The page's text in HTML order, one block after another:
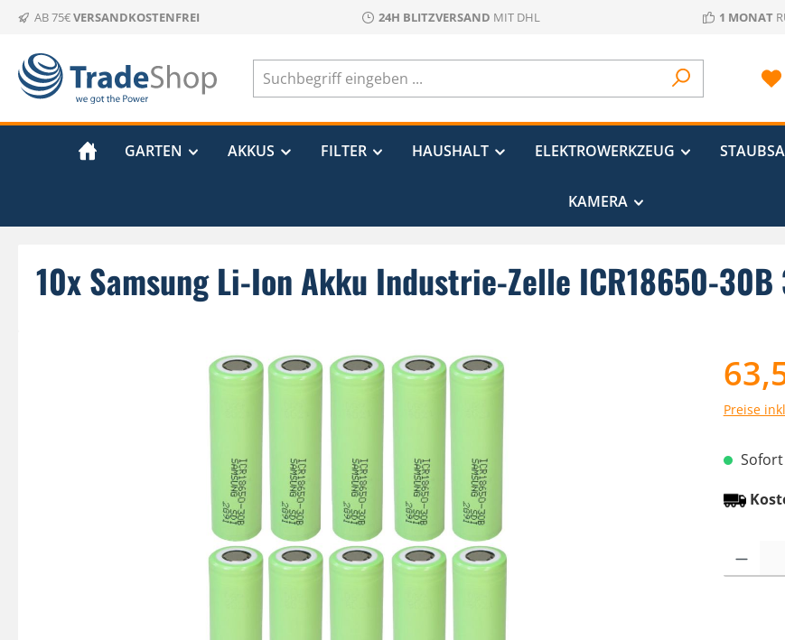
Hauptinhalt springen
Zur Suche springen
Zur Hauptnavigation springen
AB 75€VERSANDKOSTENFREI 24H BLITZVERSAND MIT DHL 1 MONAT
GARTEN AKKUS FILTER HAUSHALT ELEKTROWERKZEUG
KAMERA
10x Samsung Li-Ion Akku Industrie-Zelle ICR18650-
Bildergalerie überspringen
Preise
Produkt